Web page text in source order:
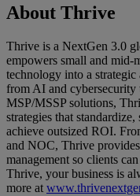
About Thrive
Thrive is a NextGen 3.0
empowers small and mid-
technology into a
from AI and cybersecurity
MSP/MSSP solutions,
strategies that
achieve outsized ROI.
and NOC, Thrive
management so clients
Thrive, your business is
more at